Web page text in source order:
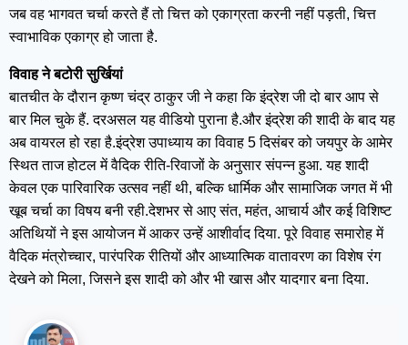
जब वह भागवत चर्चा करते हैं तो चित्त को एकाग्रता करनी नहीं पड़ती, चित्त
स्वाभाविक एकाग्र हो जाता है.
विवाह ने बटोरी सुर्खियां
बातचीत के दौरान कृष्ण चंद्र ठाकुर जी ने कहा कि इंद्रेश जी दो बार आप से
बार मिल चुके हैं. दरअसल यह वीडियो पुराना है.और इंद्रेश की शादी के बाद यह
अब वायरल हो रहा है.इंद्रेश उपाध्याय का विवाह 5 दिसंबर को जयपुर के आमेर
स्थित ताज होटल में वैदिक रीति-रिवाजों के अनुसार संपन्न हुआ. यह शादी
केवल एक पारिवारिक उत्सव नहीं थी, बल्कि धार्मिक और सामाजिक जगत में भी
खूब चर्चा का विषय बनी रही.देशभर से आए संत, महंत, आचार्य और कई विशिष्ट
अतिथियों ने इस आयोजन में आकर उन्हें आशीर्वाद दिया. पूरे विवाह समारोह में
वैदिक मंत्रोच्चार, पारंपरिक रीतियों और आध्यात्मिक वातावरण का विशेष रंग
देखने को मिला, जिसने इस शादी को और भी खास और यादगार बना दिया.